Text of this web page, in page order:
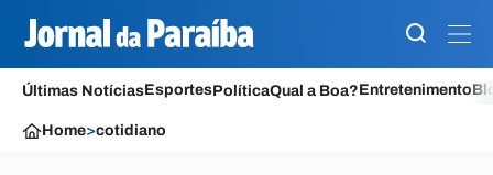
Últimas NotíciasEsportesPolíticaQual a Boa?Entretenimento
Home>cotidiano